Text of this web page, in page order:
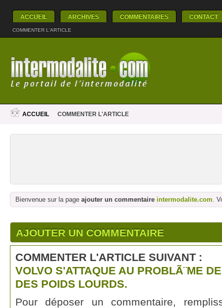
ACCUEIL ARCHIVES COMMENTAIRES CONTACT
COMMENTER L'ARTICLE
ACCUEIL COMMENTER L'ARTICLE
Bienvenue sur la page ajouter un commentaire intermodalite.com.
AJOUTER UN COMMENTAIRE
COMMENTER L'ARTICLE SUIVANT :
VOLVO S'ATTAQUE AU PROBLÃ¨ME
DES POIDS LOURDS.
Pour déposer un commentaire,